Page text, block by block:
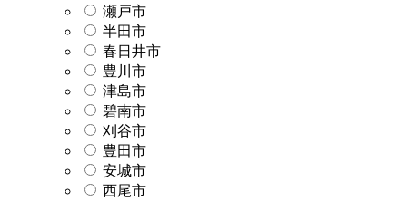
瀬戸市
半田市
春日井市
豊川市
津島市
碧南市
刈谷市
豊田市
安城市
西尾市